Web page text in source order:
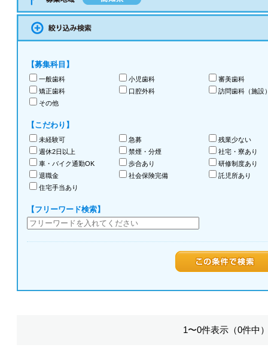
【募集科目】
一般歯科 小児歯科
審美歯科
矯正歯科
口腔外科
訪問歯科（施設
その他
【こだわり】
未経験可 急募
残業少ない
週休2日以上
禁煙・分煙
社宅・寮あり
車・バイク通勤OK
歩合あり
研修制度あり
退職金
社会保険完備
託児所あり
住宅手当あり
【フリーワード検索】
1〜0件表示（0件中